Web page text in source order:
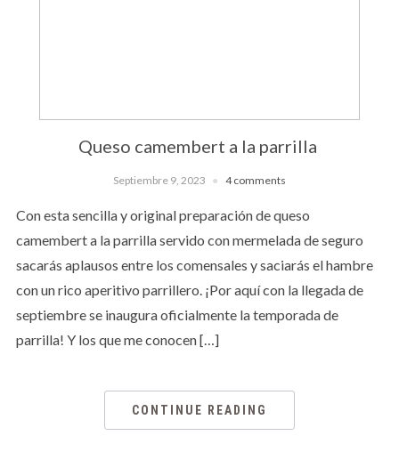
Queso camembert a la parrilla
Septiembre 9, 2023 4 comments
Con esta sencilla y original preparación de queso
camembert a la parrilla servido con mermelada de seguro
sacarás aplausos entre los comensales y saciarás el hambre
con un rico aperitivo parrillero. ¡Por aquí con la llegada de
septiembre se inaugura oficialmente la temporada de
parrilla! Y los que me conocen […]
CONTINUE READING